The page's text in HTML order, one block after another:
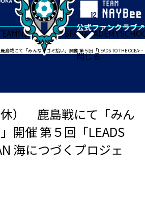
閉じる
NEWSGOODSFANACADEMY
「みんなでゴミ拾い」開催 第５回「LEADS TO THE OCEAN 海につづくプロジェクト」
休） 鹿島戦にて「みん
開催 第５回「LEADS
海につづくプロジェ